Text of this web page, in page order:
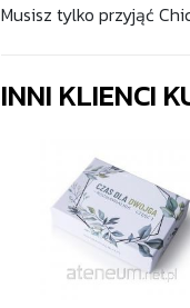
Musisz tylko przyjąć
INNI KLIENCI